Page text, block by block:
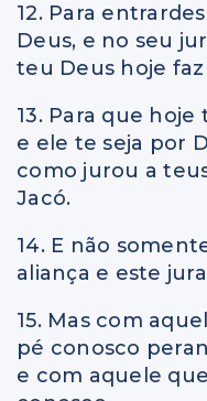
12. Para
Deus, e no seu
teu Deus hoje
13. Para que
e ele te seja por
como jurou a
Jacó.
14. E não
aliança e este
15. Mas com
pé conosco
e com aquele